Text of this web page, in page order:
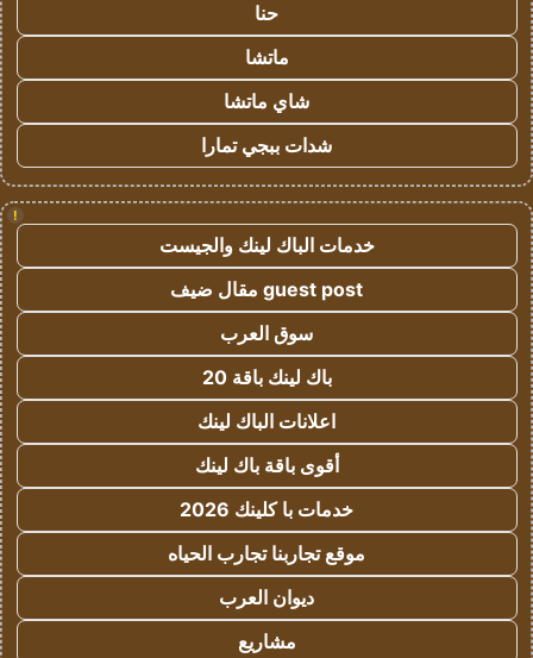
حنا
ماتشا
شاي ماتشا
شدات ببجي تمارا
!
خدمات الباك لينك والجيست
guest post مقال ضيف
سوق العرب
باك لينك باقة 20
اعلانات الباك لينك
أقوى باقة باك لينك
خدمات با كلينك 2026
موقع تجاربنا تجارب الحياه
ديوان العرب
مشاريع